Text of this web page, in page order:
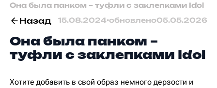
Она была панком – туфли с заклепками Idol
Назад 15.08.2024•обновлено05.05.2026
Она была панком –
туфли с заклепками Idol
Хотите добавить в свой образ немного дерзости и